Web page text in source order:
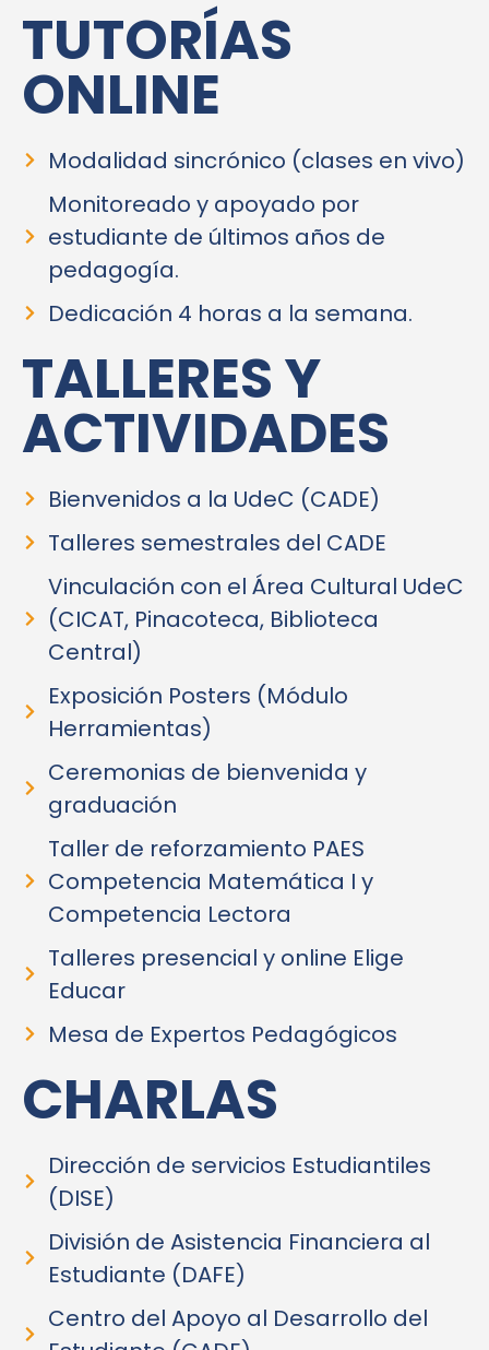
TUTORÍAS
ONLINE
Modalidad sincrónico (clases en vivo)
Monitoreado y apoyado por
estudiante de últimos años de
pedagogía.
Dedicación 4 horas a la semana.
TALLERES Y
ACTIVIDADES
Bienvenidos a la UdeC (CADE)
Talleres semestrales del CADE
Vinculación con el Área Cultural UdeC
(CICAT, Pinacoteca, Biblioteca
Central)
Exposición Posters (Módulo
Herramientas)
Ceremonias de bienvenida y
graduación
Taller de reforzamiento PAES
Competencia Matemática I y
Competencia Lectora
‎Talleres presencial y online Elige
Educar
‎Mesa de Expertos Pedagógicos
CHARLAS
Dirección de servicios Estudiantiles
(DISE)
División de Asistencia Financiera al
Estudiante (DAFE)
Centro del Apoyo al Desarrollo del